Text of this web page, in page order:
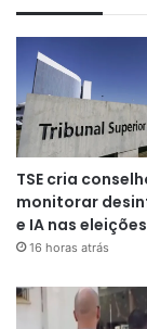
TSE cria
monitorar
e IA nas eleições
16 horas atrás